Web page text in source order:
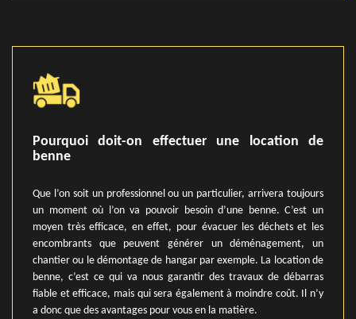
Pourquoi doit-on effectuer une location de
benne
Que l’on soit un professionnel ou un particulier, arrivera toujours
un moment où l’on va pouvoir besoin d’une benne. C’est un
moyen très efficace, en effet, pour évacuer les déchets et les
encombrants que peuvent générer un déménagement, un
chantier ou le démontage de hangar par exemple. La location de
benne, c’est ce qui va nous garantir des travaux de débarras
fiable et efficace, mais qui sera également à moindre coût. Il n’y
a donc que des avantages pour vous en la matière.